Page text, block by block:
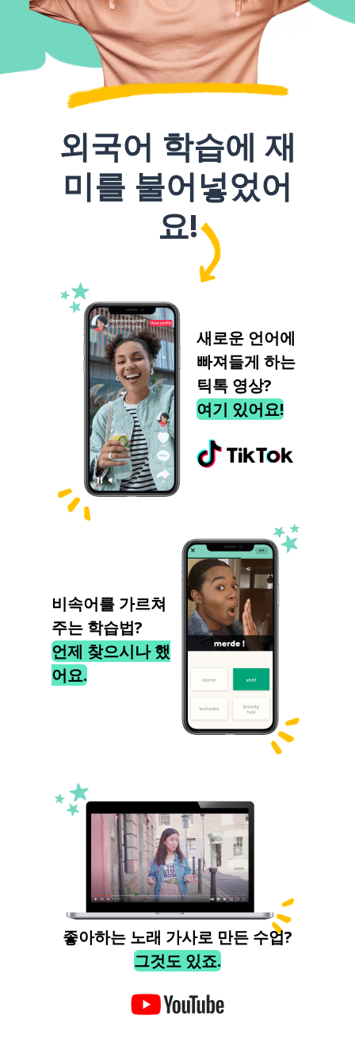
외국어 학습에 재
미를 불어넣었어
요!
새로운 언어에
빠져들게 하는
틱톡 영상?
여기 있어요!
비속어를 가르쳐
주는 학습법?
언제 찾으시나 했
어요.
좋아하는 노래 가사로 만든 수업?
그것도 있죠.